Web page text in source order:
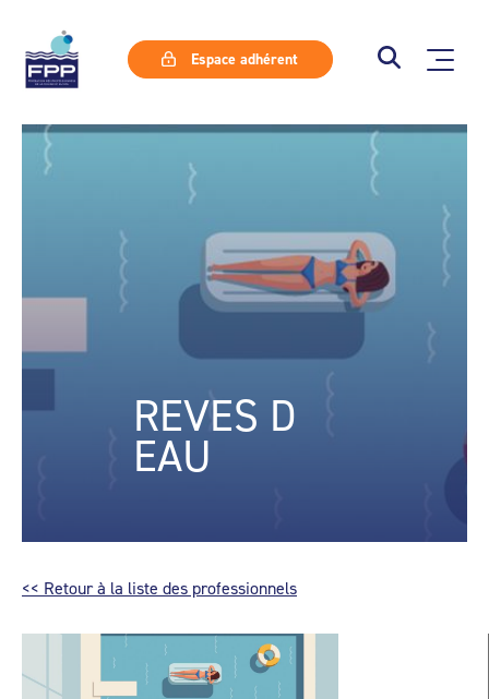
Espace adhérent
REVES D
EAU
<< Retour à la liste des professionnels